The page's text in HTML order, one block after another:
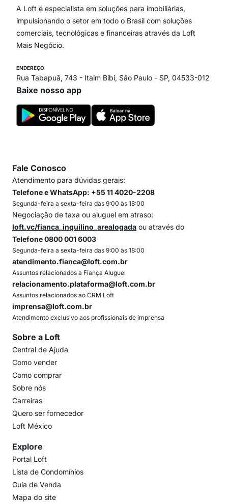
Paraíso
Itaim Bibi
A Loft é especialista em soluções para imobiliárias,
impulsionando o setor em todo o Brasil com soluções
comerciais, tecnológicas e financeiras através da Loft
Mais Negócio.
ENDEREÇO
Rua Tabapuã, 743 - Itaim Bibi, São Paulo - SP, 04533-012
Baixe nosso app
Fale Conosco
Atendimento para dúvidas gerais:
Telefone e WhatsApp: +55 11 4020-2208
Segunda-feira a sexta-feira das 9:00 às 18:00
Negociação de taxa ou aluguel em atraso:
loft.vc/fianca_inquilino_arealogada ou através do
Telefone 0800 001 6003
Segunda-feira a sexta-feira das 9:00 às 18:00
atendimento.fianca@loft.com.br
Assuntos relacionados a Fiança Aluguel
relacionamento.plataforma@loft.com.br
Assuntos relacionados ao CRM Loft
imprensa@loft.com.br
Atendimento exclusivo aos profissionais de imprensa
Sobre a Loft
Central de Ajuda
Como vender
Como comprar
Sobre nós
Carreiras
Quero ser fornecedor
Loft México
Explore
Portal Loft
Lista de Condomínios
Guia de Venda
Mapa do site